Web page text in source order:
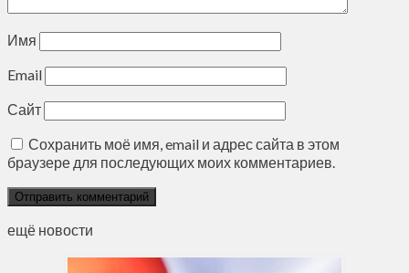
Имя
Email
Сайт
Сохранить моё имя, email и адрес сайта в этом
браузере для последующих моих комментариев.
ещё новости